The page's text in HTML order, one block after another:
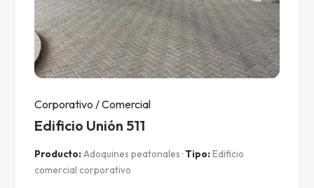
Corporativo / Comercial
Edificio Unión 511
Producto: Adoquines peatonales · Tipo: Edificio
comercial corporativo